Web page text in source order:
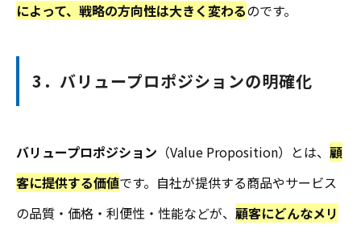
によって、戦略の方向性は大きく変わるのです。
3．バリュープロポジションの明確化
バリュープロポジション （Value Proposition）とは、 顧
客に提供する価値です。自社が提供する商品やサービス
の品質・価格・利便性・性能などが、 顧客にどんなメリ